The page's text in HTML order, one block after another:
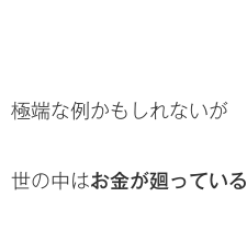
極端な例かもしれないが
世の中はお金が廻っている